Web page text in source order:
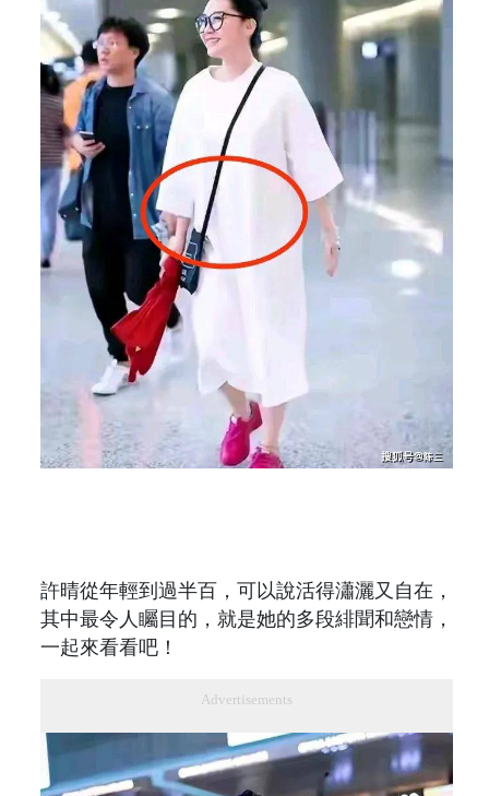
許晴從年輕到過半百，可以說活得瀟灑又自在，
其中最令人矚目的，就是她的多段緋聞和戀情，
一起來看看吧！
Advertisements